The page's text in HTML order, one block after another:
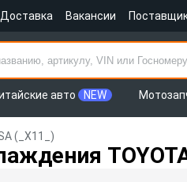
Доставка Вакансии
авто NEW
(_X11_)